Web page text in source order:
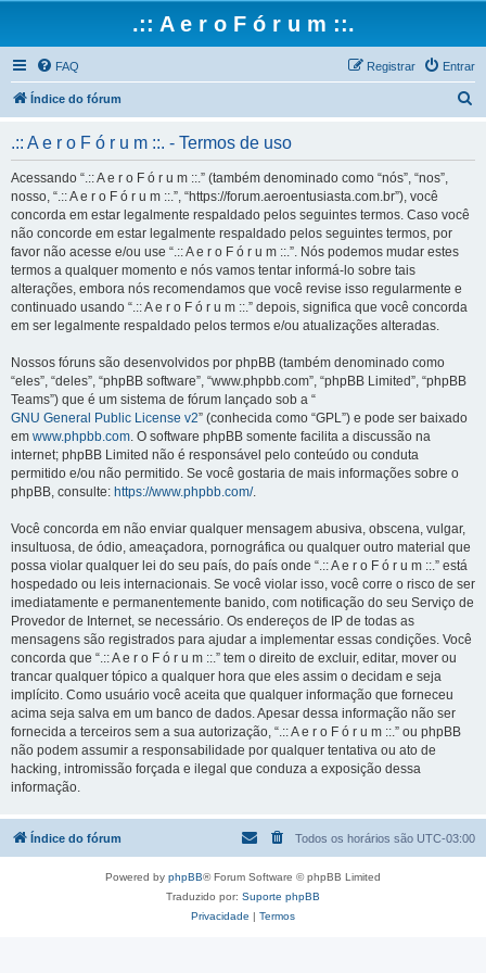
.:: A e r o F ó r u m ::.
FAQ Entrar
Registrar
Índice do fórum
.:: A e r o F ó r u m ::. - Termos de uso
Acessando “.:: A e r o F ó r u m ::.” (também denominado como “nós”, “nos”,
nosso, “.:: A e r o F ó r u m ::.”, “https://forum.aeroentusiasta.com.br”), você
concorda em estar legalmente respaldado pelos seguintes termos. Caso você
não concorde em estar legalmente respaldado pelos seguintes termos, por
favor não acesse e/ou use “.:: A e r o F ó r u m ::.”. Nós podemos mudar estes
termos a qualquer momento e nós vamos tentar informá-lo sobre tais
alterações, embora nós recomendamos que você revise isso regularmente e
continuado usando “.:: A e r o F ó r u m ::.” depois, significa que você concorda
em ser legalmente respaldado pelos termos e/ou atualizações alteradas.
Nossos fóruns são desenvolvidos por phpBB (também denominado como
“eles”, “deles”, “phpBB software”, “www.phpbb.com”, “phpBB Limited”, “phpBB
Teams”) que é um sistema de fórum lançado sob a “
GNU General Public License v2” (conhecida como “GPL”) e pode ser baixado
em www.phpbb.com. O software phpBB somente facilita a discussão na
internet; phpBB Limited não é responsável pelo conteúdo ou conduta
permitido e/ou não permitido. Se você gostaria de mais informações sobre o
phpBB, consulte: https://www.phpbb.com/.
Você concorda em não enviar qualquer mensagem abusiva, obscena, vulgar,
insultuosa, de ódio, ameaçadora, pornográfica ou qualquer outro material que
possa violar qualquer lei do seu país, do país onde “.:: A e r o F ó r u m ::.” está
hospedado ou leis internacionais. Se você violar isso, você corre o risco de ser
imediatamente e permanentemente banido, com notificação do seu Serviço de
Provedor de Internet, se necessário. Os endereços de IP de todas as
mensagens são registrados para ajudar a implementar essas condições. Você
concorda que “.:: A e r o F ó r u m ::.” tem o direito de excluir, editar, mover ou
trancar qualquer tópico a qualquer hora que eles assim o decidam e seja
implícito. Como usuário você aceita que qualquer informação que forneceu
acima seja salva em um banco de dados. Apesar dessa informação não ser
fornecida a terceiros sem a sua autorização, “.:: A e r o F ó r u m ::.” ou phpBB
não podem assumir a responsabilidade por qualquer tentativa ou ato de
hacking, intromissão forçada e ilegal que conduza a exposição dessa
informação.
Índice do fórum Todos os horários são UTC-03:00
Powered by phpBB® Forum Software © phpBB Limited
Traduzido por: Suporte phpBB
Privacidade | Termos